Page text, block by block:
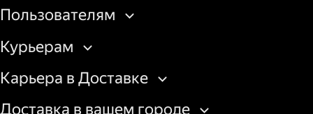
Пользователям
Курьерам
Карьера в Доставке
Доставка в вашем городе